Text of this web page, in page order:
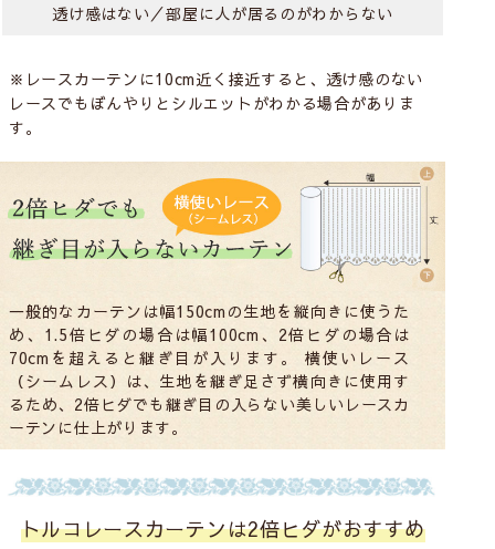
透け感はない／部屋に人が居るのがわからない
※レースカーテンに10cm近く接近すると、透け感のない
レースでもぼんやりとシルエットがわかる場合がありま
す。
一般的なカーテンは幅150cmの生地を縦向きに使うた
め、1.5倍ヒダの場合は幅100cm、2倍ヒダの場合は
70cmを超えると継ぎ目が入ります。 横使いレース
（シームレス）は、生地を継ぎ足さず横向きに使用す
るため、2倍ヒダでも継ぎ目の入らない美しいレースカ
ーテンに仕上がります。
トルコレースカーテンは2倍ヒダがおすすめ